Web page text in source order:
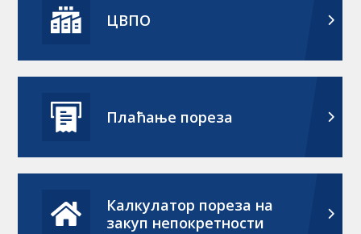
ЦВПО
Плаћање пореза
Калкулатор пореза на
закуп непокретности